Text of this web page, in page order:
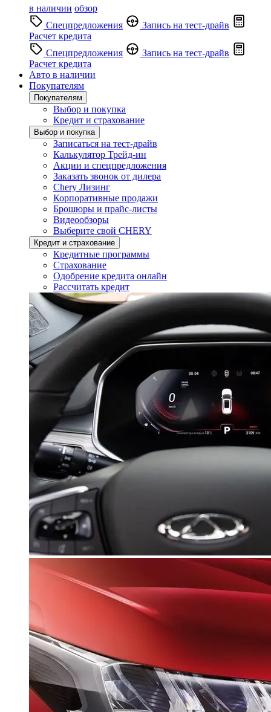
в наличии обзор
Спецпредложения
Запись на тест-драйв
Расчет кредита
Спецпредложения
Запись на тест-драйв
Расчет кредита
Авто в наличии
Покупателям
Покупателям
Выбор и покупка
Кредит и страхование
Выбор и покупка
Записаться на тест-драйв
Калькулятор Трейд-ин
Акции и спецпредложения
Заказать звонок от дилера
Chery Лизинг
Корпоративные продажи
Брошюры и прайс-листы
Видеообзоры
Выберите свой CHERY
Кредит и страхование
Кредитные программы
Страхование
Одобрение кредита онлайн
Рассчитать кредит